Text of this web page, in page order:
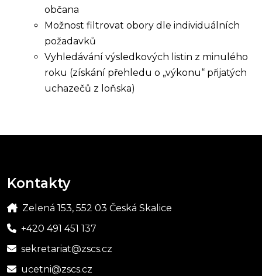
občana
Možnost filtrovat obory dle individuálních
požadavků
Vyhledávání výsledkových listin z minulého
roku (získání přehledu o „výkonu“ přijatých
uchazečů z loňska)
Kontakty
Zelená 153, 552 03 Česká Skalice
+420 491 451 137
sekretariat@zscs.cz
ucetni@zscs.cz